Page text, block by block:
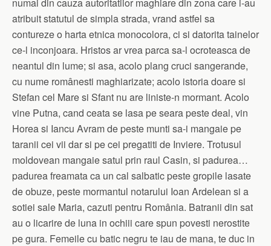
atribuit statutul de simpla strada, vrand astfel sa
contureze o harta etnica monocolora, ci si datorita tainelor
ce-l inconjoara. Hristos ar vrea parca sa-l ocroteasca de
neantul din lume; si asa, acolo plang cruci sangerande,
cu nume românesti maghiarizate; acolo istoria doare si
Stefan cel Mare si Sfant nu are liniste-n mormant. Acolo
vine Putna, cand ceata se lasa pe seara peste deal, vin
Horea si Iancu Avram de peste munti sa-i mangaie pe
taranii cei vii dar si pe cei pregatiti de Inviere. Trotusul
moldovean mangaie satul prin raul Casin, si padurea…
padurea freamata ca un cal salbatic peste gropile lasate
de obuze, peste mormantul notarului Ioan Ardelean si a
sotiei sale Maria, cazuti pentru România. Batranii din sat
au o licarire de luna in ochiii care spun povesti nerostite
pe gura. Femeile cu batic negru te iau de mana, te duc in